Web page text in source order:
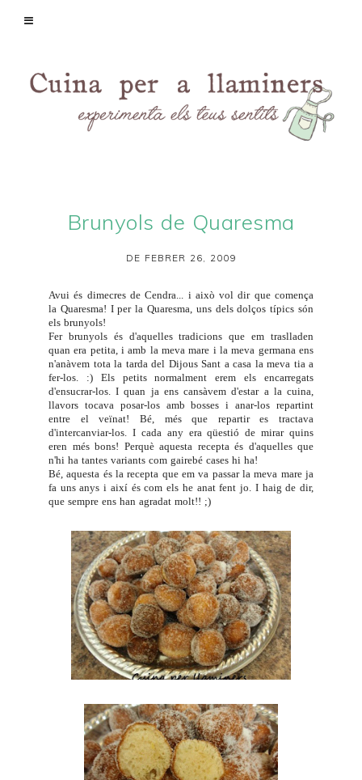
Brunyols de Quaresma
DE FEBRER 26, 2009
Avui és dimecres de Cendra... i això vol dir que comença
la Quaresma! I per la Quaresma, uns dels dolços típics són
els brunyols!
Fer brunyols és d'aquelles tradicions que em traslladen
quan era petita, i amb la meva mare i la meva germana ens
n'anàvem tota la tarda del Dijous Sant a casa la meva tia a
fer-los. :) Els petits normalment erem els encarregats
d'ensucrar-los. I quan ja ens cansàvem d'estar a la cuina,
llavors tocava posar-los amb bosses i anar-los repartint
entre el veïnat! Bé, més que repartir es tractava
d'intercanviar-los. I cada any era qüestió de mirar quins
eren més bons! Perquè aquesta recepta és d'aquelles que
n'hi ha tantes variants com gairebé cases hi ha!
Bé, aquesta és la recepta que em va passar la meva mare ja
fa uns anys i així és com els he anat fent jo. I haig de dir,
que sempre ens han agradat molt!! ;)